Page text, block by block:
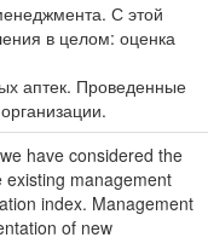
С этой
в целом: оценка
аптек. Проведенные
have considered the
existing management
index. Management
of new